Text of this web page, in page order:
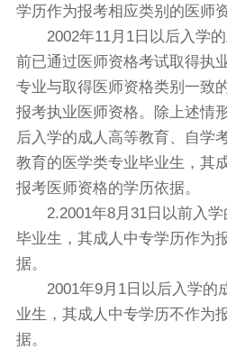
学历作为报考相应类别的医师
2002年11月1日以后入学的
前已通过医师资格考试取得执
专业与取得医师资格类别一致
报考执业医师资格。除上述情
后入学的成人高等教育、自学
教育的医学类专业毕业生，其
报考医师资格的学历依据。
2.2001年8月31日以前入学
毕业生，其成人中专学历作为
据。
2001年9月1日以后入学的
业生，其成人中专学历不作为
据。